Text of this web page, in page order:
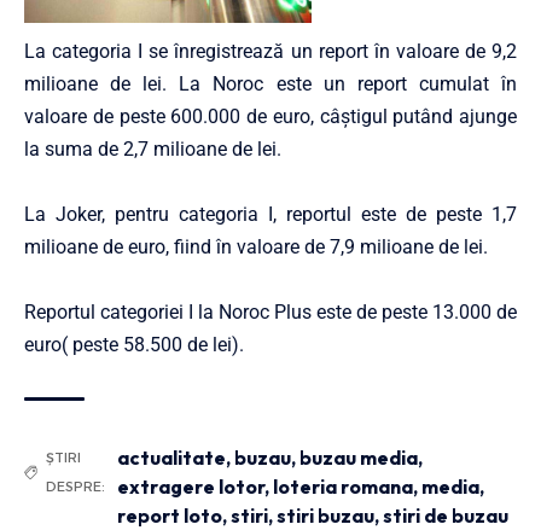
La categoria I se înregistrează un report în valoare de 9,2
milioane de lei. La Noroc este un report cumulat în
valoare de peste 600.000 de euro, câștigul putând ajunge
la suma de 2,7 milioane de lei.
La Joker, pentru categoria I, reportul este de peste 1,7
milioane de euro, fiind în valoare de 7,9 milioane de lei.
Reportul categoriei I la Noroc Plus este de peste 13.000 de
euro( peste 58.500 de lei).
ȘTIRI
DESPRE:
actualitate, buzau, buzau media,
extragere lotor, loteria romana, media,
report loto,stiri,stiri buzau,stiri de buzau